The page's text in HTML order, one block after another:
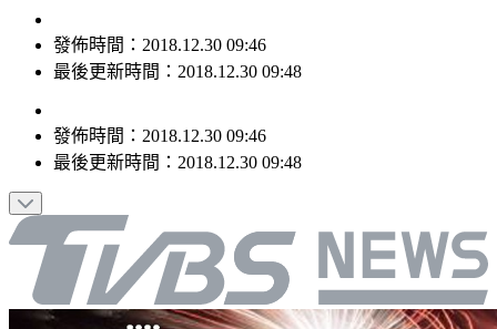
發佈時間：2018.12.30 09:46
最後更新時間：2018.12.30 09:48
發佈時間： 2018.12.30 09:46
最後更新時間： 2018.12.30 09:48